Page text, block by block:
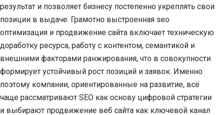
результат и позволяет бизнесу постепенно укреплять свои
позиции в выдаче. Грамотно выстроенная seo
оптимизация и продвижение сайта включает техническую
доработку ресурса, работу с контентом, семантикой и
внешними факторами ранжирования, что в совокупности
формирует устойчивый рост позиций и заявок. Именно
поэтому компании, ориентированные на развитие, всё
чаще рассматривают SEO как основу цифровой стратегии
и выбирают продвижение веб сайта как ключевой канал